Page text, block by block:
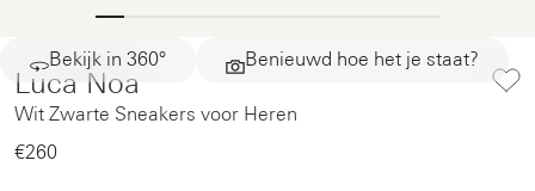
Bekijk in 360° Benieuwd hoe het je staat?
Luca Noa
Wit Zwarte Sneakers voor Heren
€260‌